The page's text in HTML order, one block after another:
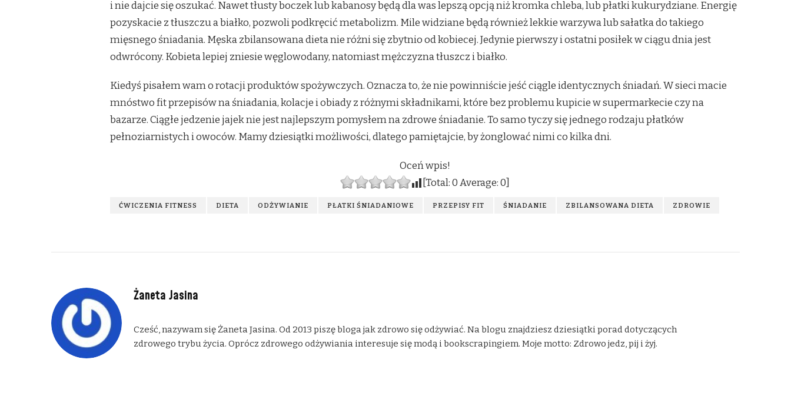
i nie dajcie się oszukać. Nawet tłusty boczek lub kabanosy będą dla was lepszą opcją niż kromka chleba, lub płatki kukurydziane. Energię
pozyskacie z tłuszczu a białko, pozwoli podkręcić metabolizm. Mile widziane będą również lekkie warzywa lub sałatka do takiego
mięsnego śniadania. Męska zbilansowana dieta nie różni się zbytnio od kobiecej. Jedynie pierwszy i ostatni posiłek w ciągu dnia jest
odwrócony. Kobieta lepiej zniesie węglowodany, natomiast mężczyzna tłuszcz i białko.
Kiedyś pisałem wam o rotacji produktów spożywczych. Oznacza to, że nie powinniście jeść ciągle identycznych śniadań. W sieci macie
mnóstwo fit przepisów na śniadania, kolacje i obiady z różnymi składnikami, które bez problemu kupicie w supermarkecie czy na
bazarze. Ciągłe jedzenie jajek nie jest najlepszym pomysłem na zdrowe śniadanie. To samo tyczy się jednego rodzaju płatków
pełnoziarnistych i owoców. Mamy dziesiątki możliwości, dlatego pamiętajcie, by żonglować nimi co kilka dni.
Oceń wpis!
[Total:0Average:0
ĆWICZENIA FITNESS DIETA ODŻYWIANIE PŁATKI ŚNIADANIOWE PRZEPISY FIT ŚNIADANIE ZBILANSOWANA DIETA ZDROWIE
Żaneta Jasina
Cześć, nazywam się Żaneta Jasina. Od 2013 piszę bloga jak zdrowo się odżywiać. Na blogu znajdziesz dziesiątki porad dotyczących
zdrowego trybu życia. Oprócz zdrowego odżywiania interesuje się modą i bookscrapingiem. Moje motto: Zdrowo jedz, pij i żyj.